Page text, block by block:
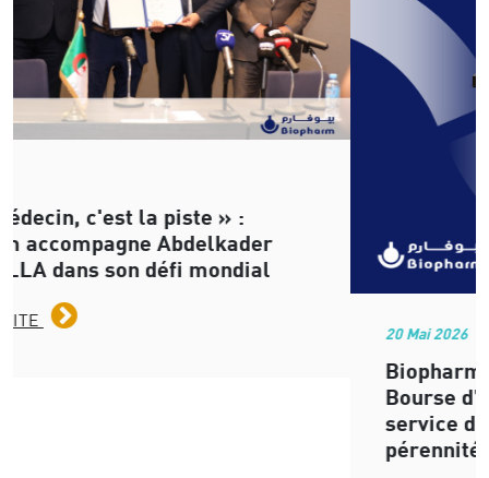
20 Mai 2026
Biopharm : 10 ans de présence à la
service de la performance et de la